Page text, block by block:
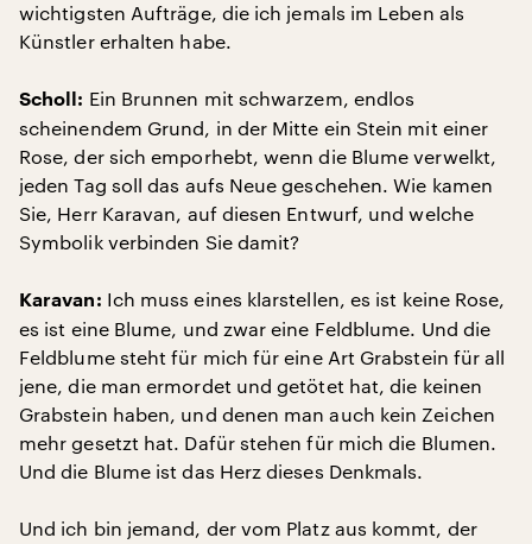
wichtigsten Aufträge, die ich jemals im Leben als
Künstler erhalten habe.
Scholl: Ein Brunnen mit schwarzem, endlos
scheinendem Grund, in der Mitte ein Stein mit einer
Rose, der sich emporhebt, wenn die Blume verwelkt,
jeden Tag soll das aufs Neue geschehen. Wie kamen
Sie, Herr Karavan, auf diesen Entwurf, und welche
Symbolik verbinden Sie damit?
Karavan: Ich muss eines klarstellen, es ist keine Rose,
es ist eine Blume, und zwar eine Feldblume. Und die
Feldblume steht für mich für eine Art Grabstein für all
jene, die man ermordet und getötet hat, die keinen
Grabstein haben, und denen man auch kein Zeichen
mehr gesetzt hat. Dafür stehen für mich die Blumen.
Und die Blume ist das Herz dieses Denkmals.
Und ich bin jemand, der vom Platz aus kommt, der